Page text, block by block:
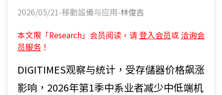
2026/05/21-移動設備与应用-林俊吉
本文限「Research」会员阅读，请登入会员或 洽询会
员服务 ！
DIGITIMES观察与统计，受存儲器价格飙涨
影响，2026年第1季中系业者减少中低端机